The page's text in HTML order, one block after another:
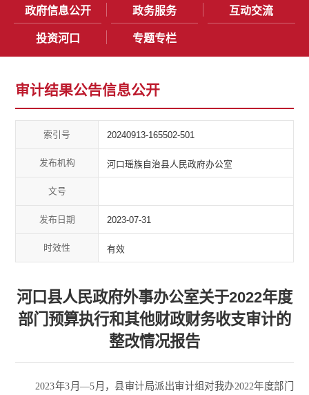
政府信息公开 政务服务 互动交流
投资河口 专题专栏
审计结果公告信息公开
索引号 20240913-165502-501
发布机构 河口瑶族自治县人民政府办公室
文号
发布日期 2023-07-31
时效性 有效
河口县人民政府外事办公室关于2022年度
部门预算执行和其他财政财务收支审计的
整改情况报告
2023年3月—5月，县审计局派出审计组对我办2022年度部门